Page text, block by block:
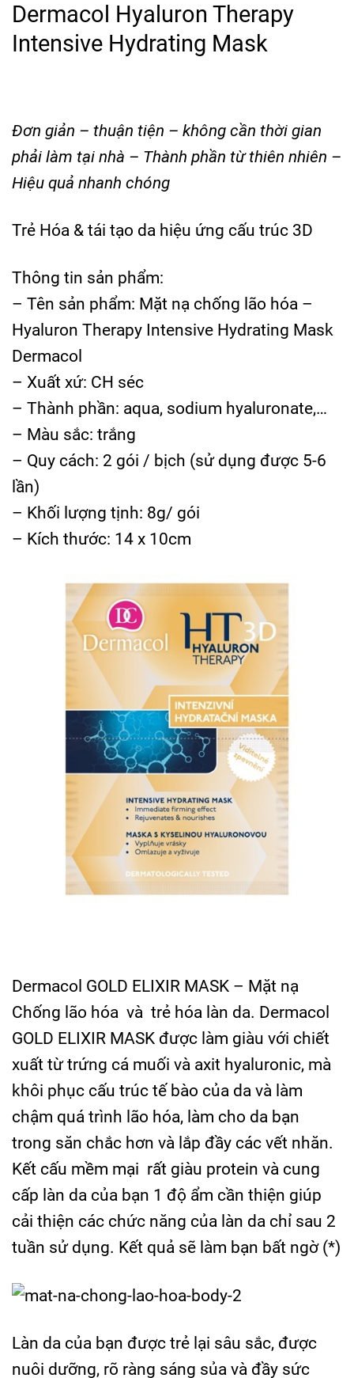
Dermacol Hyaluron Therapy
Intensive Hydrating Mask
Đơn giản – thuận tiện – không cần thời gian
phải làm tại nhà – Thành phần từ thiên nhiên –
Hiệu quả nhanh chóng
Trẻ Hóa & tái tạo da hiệu ứng cấu trúc 3D
Thông tin sản phẩm:
– Tên sản phẩm: Mặt nạ chống lão hóa –
Hyaluron Therapy Intensive Hydrating Mask
Dermacol
– Xuất xứ: CH séc
– Thành phần: aqua, sodium hyaluronate,…
– Màu sắc: trắng
– Quy cách: 2 gói / bịch (sử dụng được 5-6
lần)
– Khối lượng tịnh: 8g/ gói
– Kích thước: 14 x 10cm
Dermacol GOLD ELIXIR MASK – Mặt nạ
Chống lão hóa và trẻ hóa làn da. Dermacol
GOLD ELIXIR MASK được làm giàu với chiết
xuất từ trứng cá muối và axit hyaluronic, mà
khôi phục cấu trúc tế bào của da và làm
chậm quá trình lão hóa, làm cho da bạn
trong săn chắc hơn và lắp đầy các vết nhăn.
Kết cấu mềm mại rất giàu protein và cung
cấp làn da của bạn 1 độ ẩm cần thiện giúp
cải thiện các chức năng của làn da chỉ sau 2
tuần sử dụng. Kết quả sẽ làm bạn bất ngờ (*)
Làn da của bạn được trẻ lại sâu sắc, được
nuôi dưỡng, rõ ràng sáng sủa và đầy sức